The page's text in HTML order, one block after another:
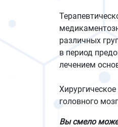
различных
в период
лечением
головного
Вы смело